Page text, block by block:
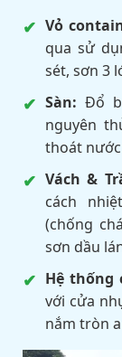
Vỏ
qua sử
sét, sơn 3
Sàn: Đổ
nguyên
thoát
Vách &
cách
(chống
sơn dầu
Hệ thống
với cửa
nắm tròn